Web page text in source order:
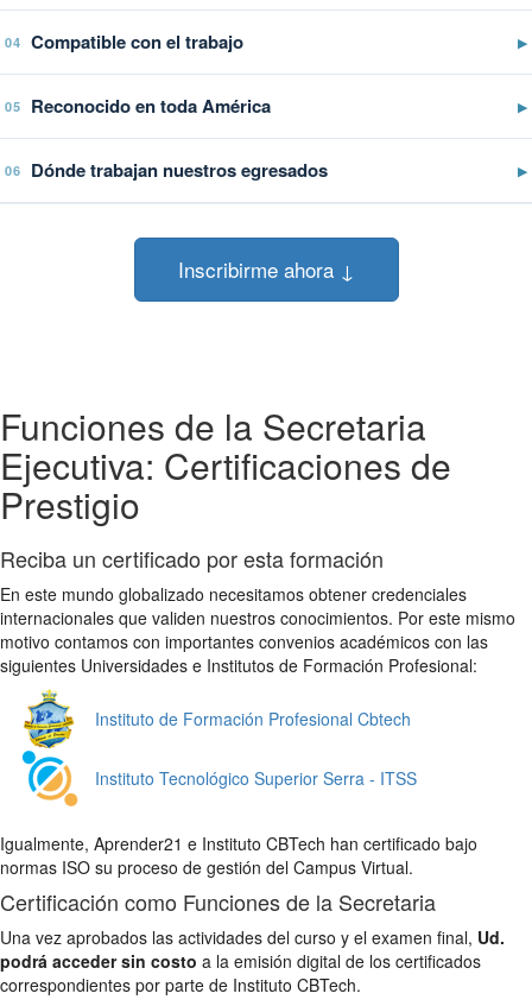
04 Compatible con el trabajo ▶
05 Reconocido en toda América ▶
06 Dónde trabajan nuestros egresados ▶
Inscribirme ahora ↓
Funciones de la Secretaria
Ejecutiva: Certificaciones de
Prestigio
Reciba un certificado por esta formación
En este mundo globalizado necesitamos obtener credenciales
internacionales que validen nuestros conocimientos. Por este mismo
motivo contamos con importantes convenios académicos con las
siguientes Universidades e Institutos de Formación Profesional:
Instituto de Formación Profesional Cbtech
Instituto Tecnológico Superior Serra - ITSS
Igualmente, Aprender21 e Instituto CBTech han certificado bajo
normas ISO su proceso de gestión del Campus Virtual.
Certificación como Funciones de la Secretaria
Una vez aprobados las actividades del curso y el examen final, Ud.
podrá acceder sin costo a la emisión digital de los certificados
correspondientes por parte de Instituto CBTech.